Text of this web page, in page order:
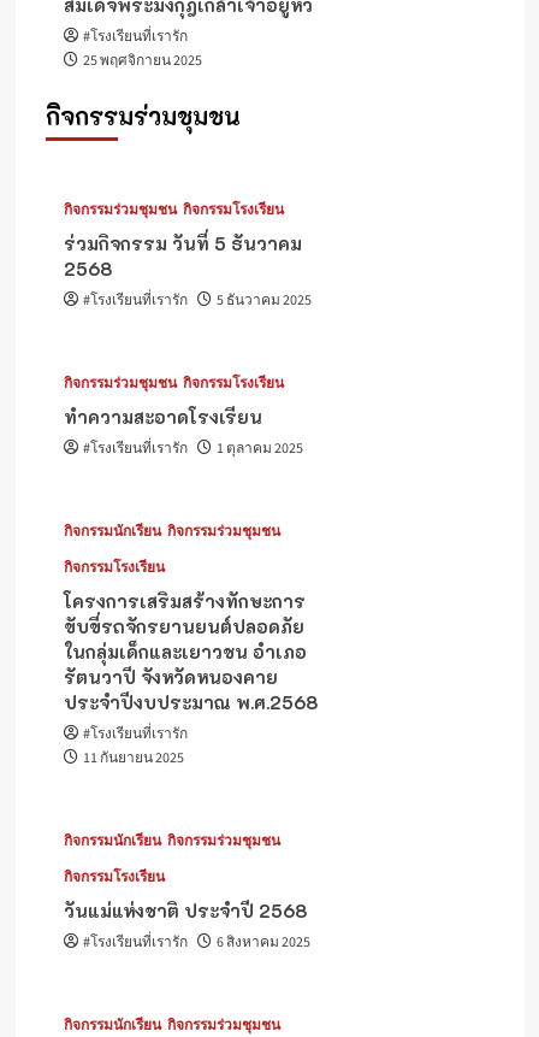
#โรงเรียนที่เรารัก
25 พฤศจิกายน 2025
กิจกรรมร่วมชุมชน
กิจกรรมร่วมชุมชน กิจกรรมโรงเรียน
ร่วมกิจกรรม วันที่ 5 ธันวาคม
2568
#โรงเรียนที่เรารัก 5 ธันวาคม 2025
กิจกรรมร่วมชุมชน กิจกรรมโรงเรียน
ทำความสะอาดโรงเรียน
#โรงเรียนที่เรารัก 1 ตุลาคม 2025
กิจกรรมนักเรียน กิจกรรมร่วมชุมชน
กิจกรรมโรงเรียน
โครงการเสริมสร้างทักษะการ
ขับขี่รถจักรยานยนต์ปลอดภัย
ในกลุ่มเด็กและเยาวชน อำเภอ
รัตนวาปี จังหวัดหนองคาย
ประจำปีงบประมาณ พ.ศ.2568
#โรงเรียนที่เรารัก
11 กันยายน 2025
กิจกรรมนักเรียน กิจกรรมร่วมชุมชน
กิจกรรมโรงเรียน
วันแม่แห่งชาติ ประจำปี 2568
#โรงเรียนที่เรารัก 6 สิงหาคม 2025
กิจกรรมนักเรียน กิจกรรมร่วมชุมชน